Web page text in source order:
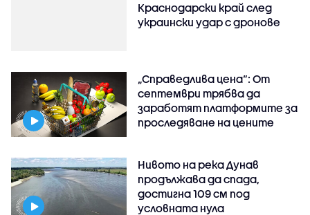
Краснодарски край след
украински удар с дронове
„Справедлива цена“: От
септември трябва да
заработят платформите за
проследяване на цените
Нивото на река Дунав
продължава да спада,
достигна 109 см под
условната нула